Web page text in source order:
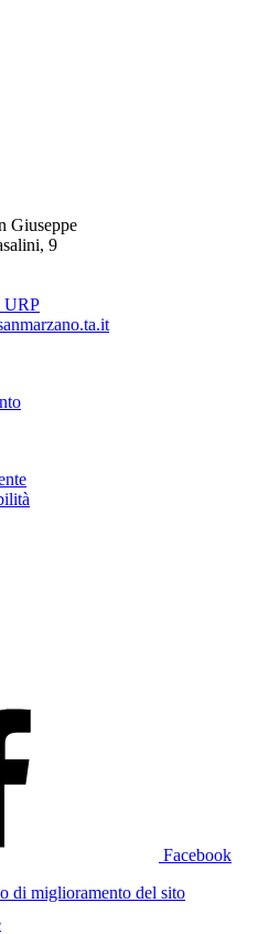
Giuseppe
9
URP
Facebook
di miglioramento del sito